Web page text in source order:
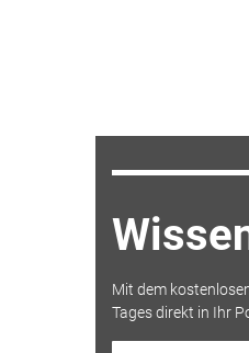
Mit dem
Tages direkt in Ihr